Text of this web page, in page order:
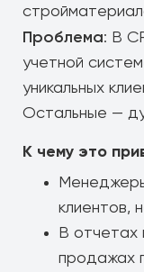
Проблема: В
учетной
уникальных
Остальные —
К чему это
клиентов,
В отчетах
продажах